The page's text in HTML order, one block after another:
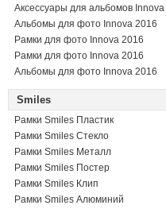
Аксессуары для альбомов Innova
Альбомы для фото Innova 2016
Рамки для фото Innova 2016
Рамки для фото Innova 2016
Альбомы для фото Innova 2016
Smiles
Рамки Smiles Пластик
Рамки Smiles Стекло
Рамки Smiles Металл
Рамки Smiles Постер
Рамки Smiles Клип
Рамки Smiles Алюминий